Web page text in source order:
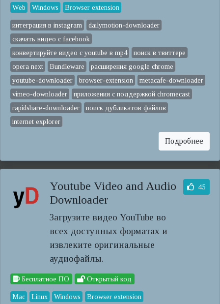
Web Windows Browser extension
интеграция в instagram
dailymotion-downloader
скачать видео с facebook
конвертируйте видео с youtube в mp4
поиск в твиттере
opera next
Bundleware
расширения google chrome
youtube-downloader
browser-extension
metacafe-downloader
vimeo-downloader
приложения с поддержкой chromecast
rapidshare-downloader
поиск дубликатов файлов
internet explorer
Подробнее
Youtube Video and Audio
Downloader
Загрузите видео YouTube во
всех доступных форматах и ​​
извлеките оригинальные
аудиофайлы.
45
Бесплатное ПО Открытый код
Mac Linux Windows Browser extension